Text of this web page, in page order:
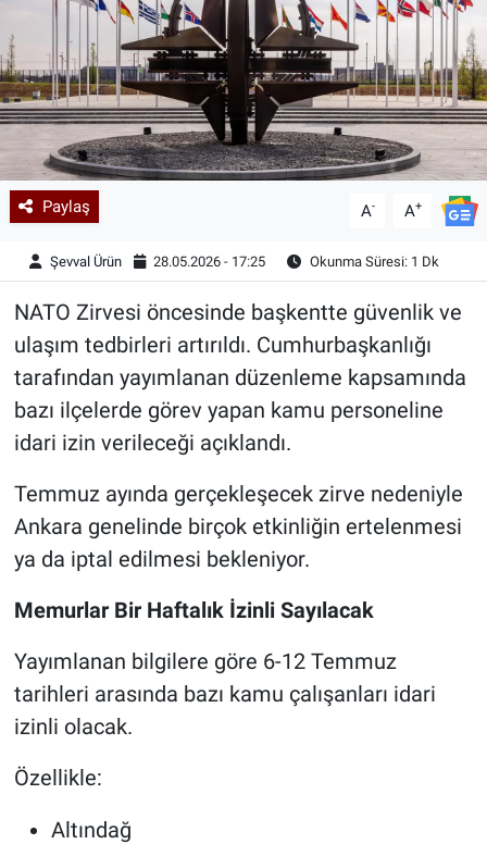
Paylaş A- A+
Şevval Ürün 28.05.2026 - 17:25 Okunma Süresi: 1 Dk
NATO Zirvesi öncesinde başkentte güvenlik ve
ulaşım tedbirleri artırıldı. Cumhurbaşkanlığı
tarafından yayımlanan düzenleme kapsamında
bazı ilçelerde görev yapan kamu personeline
idari izin verileceği açıklandı.
Temmuz ayında gerçekleşecek zirve nedeniyle
Ankara genelinde birçok etkinliğin ertelenmesi
ya da iptal edilmesi bekleniyor.
Memurlar Bir Haftalık İzinli Sayılacak
Yayımlanan bilgilere göre 6-12 Temmuz
tarihleri arasında bazı kamu çalışanları idari
izinli olacak.
Özellikle:
Altındağ
Siyaset
Teknoloji
Yazarlar
Astroloji-Rüya